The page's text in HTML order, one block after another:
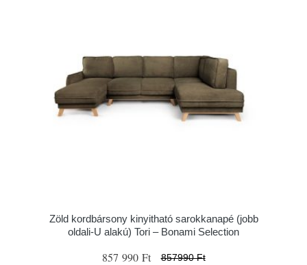
Zöld kordbársony kinyitható sarokkanapé (jobb
oldali-U alakú) Tori – Bonami Selection
857 990 Ft 857990 Ft